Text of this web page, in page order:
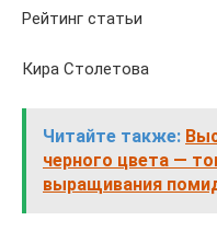
Рейтинг статьи
Кира Столетова
Читайте также:
черного цвета —
выращивания